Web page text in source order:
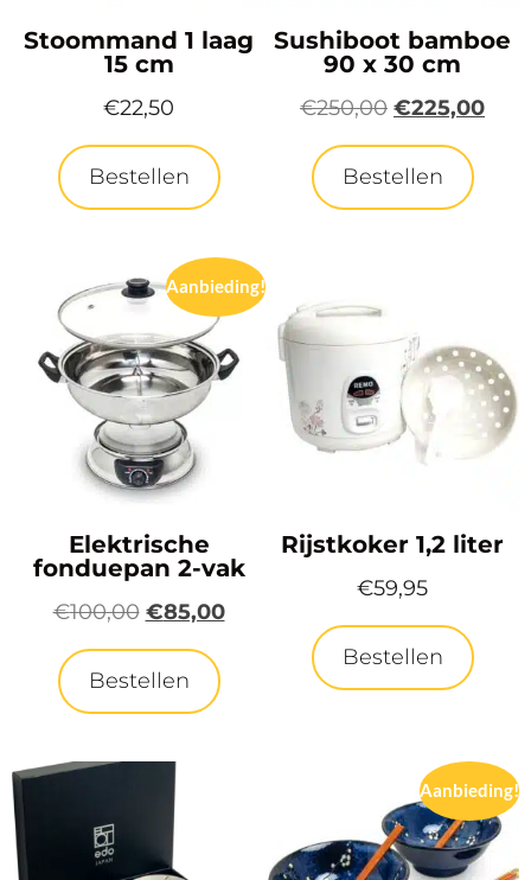
Stoommand 1 laag
15 cm
€22,50
Bestellen
Sushiboot bamboe
90 x 30 cm
€250,00 €225,00
Bestellen
Aanbieding!
Elektrische
fonduepan 2-vak
€100,00 €85,00
Bestellen
Rijstkoker 1,2 liter
€59,95
Bestellen
Aanbieding!